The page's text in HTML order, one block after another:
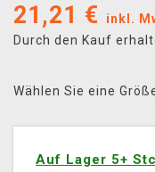
21,21 €
inkl.
Durch den Kauf
Wählen Sie eine
Auf Lager 5+